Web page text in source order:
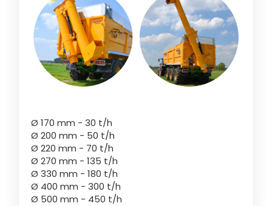
FAN SHOP
PARTS BOOK
JOBS
CONTACT
Télécharger la brochure
Română
Ø 170 mm - 30 t/h
Ø 200 mm - 50 t/h
Ø 220 mm - 70 t/h
Ø 270 mm - 135 t/h
Ø 330 mm - 180 t/h
Ø 400 mm - 300 t/h
Ø 500 mm - 450 t/h